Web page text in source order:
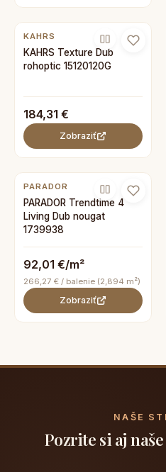
KAHRS
KAHRS Texture Dub
rohoptic 15120120G
184,31 €
Zobraziť
PARADOR
PARADOR Trendtime 4
Living Dub nougat
1739938
92,01 €/m²
266,27 € / balenie (2,894 m²)
Zobraziť
NAŠE
Pozrite si aj